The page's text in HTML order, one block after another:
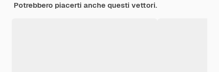
Potrebbero piacerti anche questi vettori.